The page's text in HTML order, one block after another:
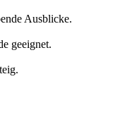
Ausblicke.
geeignet.